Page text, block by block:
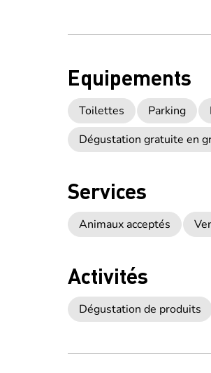
Equipements
Toilettes Parking
Dégustation gratuite en
Services
Animaux acceptés
Activités
Dégustation de produits